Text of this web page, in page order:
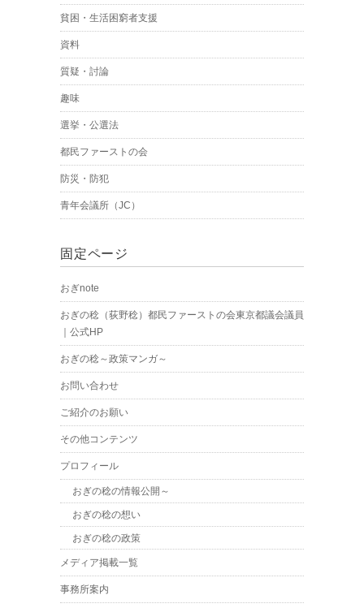
貧困・生活困窮者支援
資料
質疑・討論
趣味
選挙・公選法
都民ファーストの会
防災・防犯
青年会議所（JC）
固定ページ
おぎnote
おぎの稔（荻野稔）都民ファーストの会東京都議会議員
｜公式HP
おぎの稔～政策マンガ～
お問い合わせ
ご紹介のお願い
その他コンテンツ
プロフィール
おぎの稔の情報公開～
おぎの稔の想い
おぎの稔の政策
メディア掲載一覧
事務所案内